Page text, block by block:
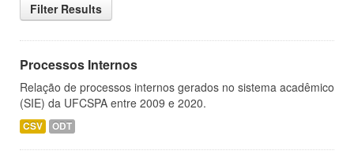
Filter Results
Processos Internos
Relação de processos internos gerados no sistema acadêmico
(SIE) da UFCSPA entre 2009 e 2020.
CSV ODT